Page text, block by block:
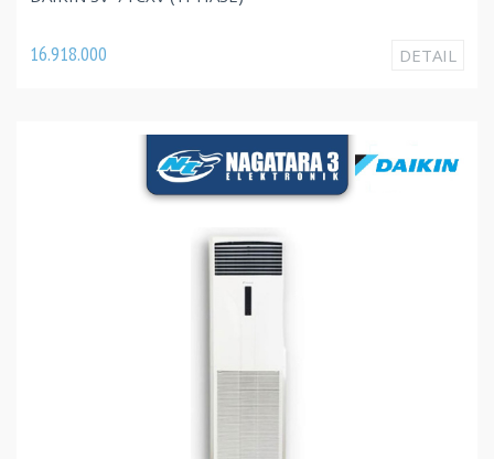
16.918.000 DETAIL